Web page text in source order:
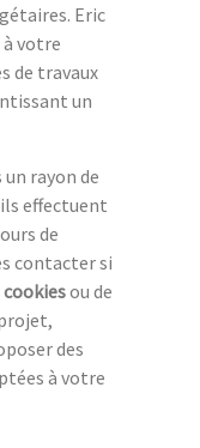
Eric
votre
de travaux
un
rayon de
effectuent
de
contacter si
ou de
des
à votre